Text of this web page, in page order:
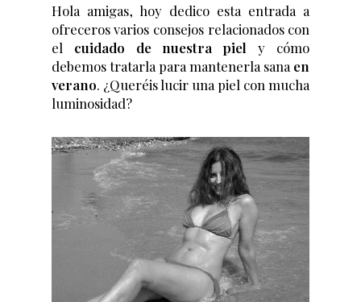
Hola amigas, hoy dedico esta entrada a
ofreceros varios consejos relacionados con
el cuidado de nuestra piel y cómo
debemos tratarla para mantenerla sana en
verano. ¿Queréis lucir una piel con mucha
luminosidad?